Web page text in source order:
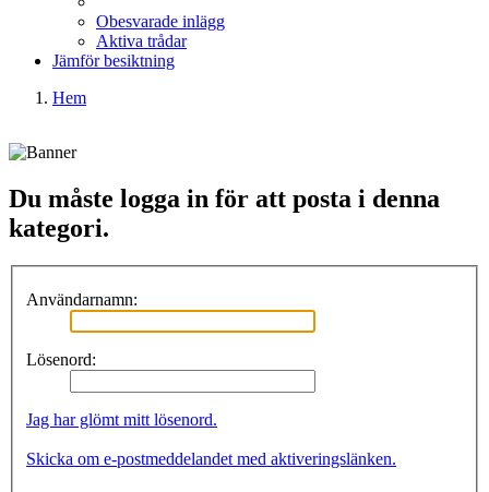
Obesvarade inlägg
Aktiva trådar
Jämför besiktning
Hem
Du måste logga in för att posta i denna
kategori.
Användarnamn:
Lösenord:
Jag har glömt mitt lösenord.
Skicka om e-postmeddelandet med aktiveringslänken.